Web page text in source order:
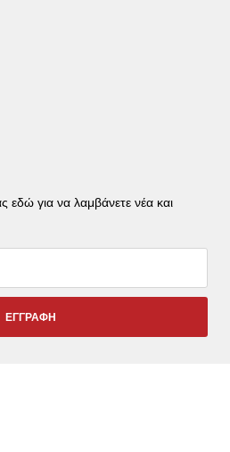
για να λαμβάνετε νέα και